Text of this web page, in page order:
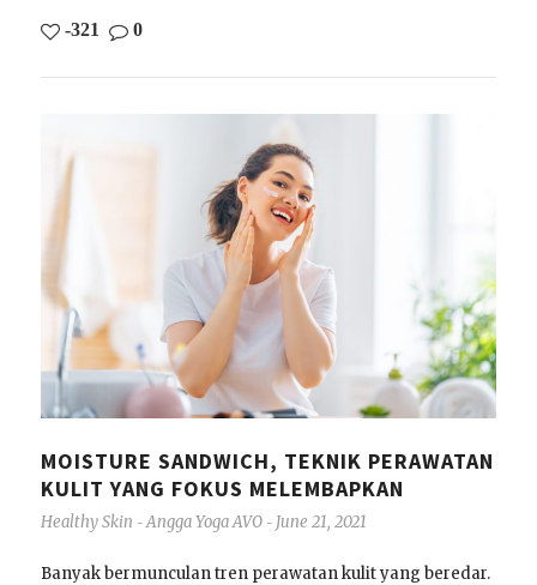
-321 0
MOISTURE SANDWICH, TEKNIK PERAWATAN
KULIT YANG FOKUS MELEMBAPKAN
Healthy Skin - Angga Yoga AVO - June 21, 2021
Banyak bermunculan tren perawatan kulit yang beredar.